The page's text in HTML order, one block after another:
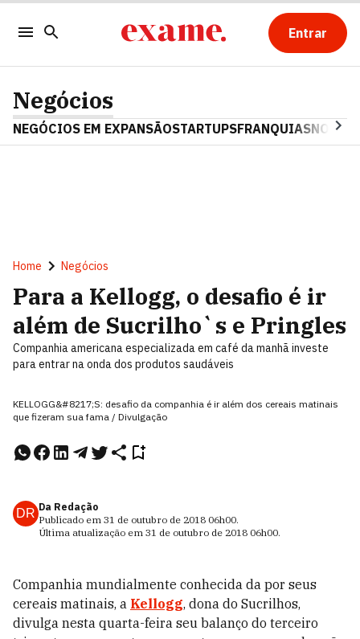
Entrar
Negócios
NEGÓCIOS EM EXPANSÃOSTARTUPSFRANQUIAS
Home Negócios
Para a Kellogg, o desafio é ir
além de Sucrilho`s e Pringles
Companhia americana especializada em café da manhã investe
para entrar na onda dos produtos saudáveis
KELLOGG&#8217;S: desafio da companhia é ir além dos cereais matinais
que fizeram sua fama / Divulgação
DR Da Redação
Publicado em 31 de outubro de 2018 06h00.
Última atualização em 31 de outubro de 2018 06h00.
Companhia mundialmente conhecida da por seus
cereais matinais, a Kellogg, dona do Sucrilhos,
divulga nesta quarta-feira seu balanço do terceiro